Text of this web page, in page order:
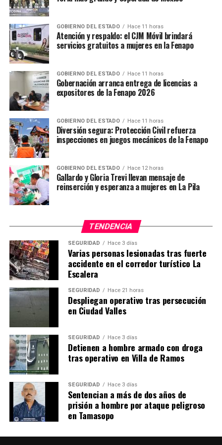
Gobierno estatal evalúa daños provocados por las lluvias
en la Huasteca
NO TE PIERDAS
Gobierno de SLP impulsa iniciativa para crear ley de
movilidad urbana
GOBIERNO DEL ESTADO Hace 11 horas
Atención y respaldo: el CJM Móvil brindará
servicios gratuitos a mujeres en la Fenapo
GOBIERNO DEL ESTADO Hace 11 horas
Gobernación arranca entrega de licencias a
expositores de la Fenapo 2026
GOBIERNO DEL ESTADO Hace 11 horas
Diversión segura: Protección Civil refuerza
inspecciones en juegos mecánicos de la Fenapo
GOBIERNO DEL ESTADO Hace 12 horas
Gallardo y Gloria Trevi llevan mensaje de
reinserción y esperanza a mujeres en La Pila
TENDENCIA
SEGURIDAD Hace 3 días
Varias personas lesionadas tras fuerte
accidente en el corredor turístico La
Escalera
SEGURIDAD Hace 21 horas
Despliegan operativo tras persecución
en Ciudad Valles
SEGURIDAD Hace 3 días
Detienen a hombre armado con droga
tras operativo en Villa de Ramos
SEGURIDAD Hace 3 días
Sentencian a más de dos años de
prisión a hombre por ataque peligroso
en Tamasopo